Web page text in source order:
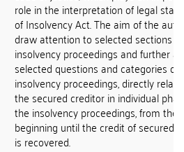
role in the interpretation of legal
of Insolvency Act. The aim of the
draw attention to selected sections
insolvency proceedings and further
selected questions and categories of
insolvency proceedings, directly
the secured creditor in individual
the insolvency proceedings, from the
beginning until the credit of secured
is recovered.